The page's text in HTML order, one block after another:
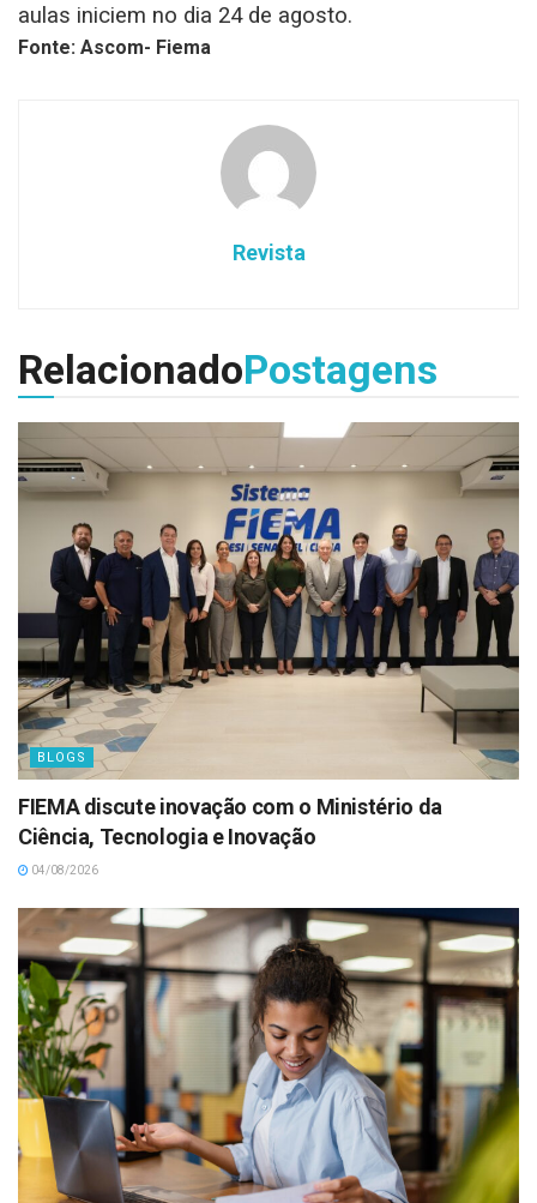
aulas iniciem no dia 24 de agosto.
Fonte: Ascom- Fiema
Revista
RelacionadoPostagens
BLOGS
FIEMA discute inovação com o Ministério da
Ciência, Tecnologia e Inovação
04/08/2026